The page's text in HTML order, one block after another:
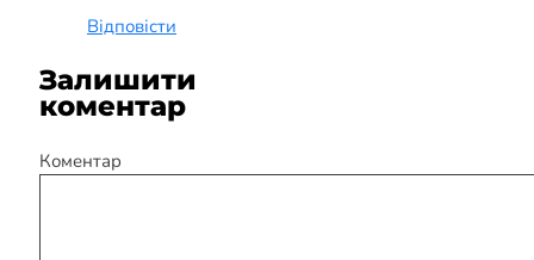
Відповісти
Залишити
коментар
Коментар